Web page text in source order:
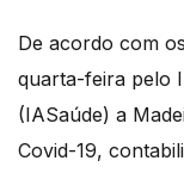
De acordo com
quarta-feira pelo
(IASaúde) a
Covid-19,